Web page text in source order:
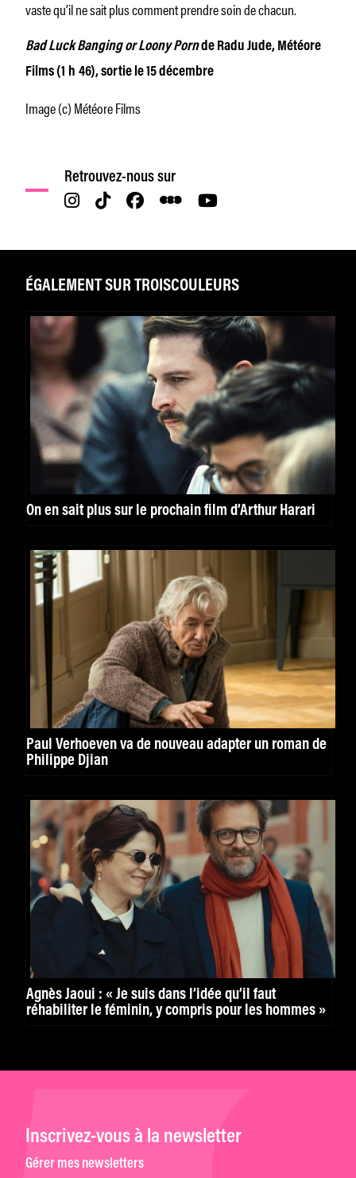
vaste qu’il ne sait plus comment prendre soin de chacun.
Bad Luck Banging or Loony Pornde Radu Jude, Météore
Films (1 h 46), sortie le 15 décembre
Image (c) Météore Films
Retrouvez-nous sur
ÉGALEMENT SUR TROISCOULEURS
On en sait plus sur le prochain film d’Arthur Harari
Paul Verhoeven va de nouveau adapter un roman de
Philippe Djian
Agnès Jaoui : « Je suis dans l’idée qu’il faut
réhabiliter le féminin, y compris pour les hommes »
Inscrivez-vous à la newsletter
Gérer mes newsletters